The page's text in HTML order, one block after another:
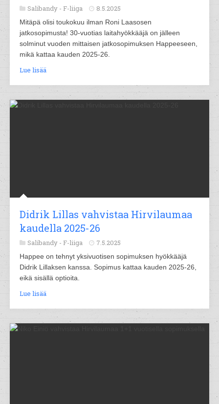
Salibandy - F-liiga 8.5.2025
Mitäpä olisi toukokuu ilman Roni Laasosen
jatkosopimusta! 30-vuotias laitahyökkääjä on jälleen
solminut vuoden mittaisen jatkosopimuksen Happeeseen,
mikä kattaa kauden 2025-26.
Lue lisää
Didrik Lillas vahvistaa Hirvilaumaa
kaudella 2025-26
Salibandy - F-liiga 7.5.2025
Happee on tehnyt yksivuotisen sopimuksen hyökkääjä
Didrik Lillaksen kanssa. Sopimus kattaa kauden 2025-26,
eikä sisällä optioita.
Lue lisää